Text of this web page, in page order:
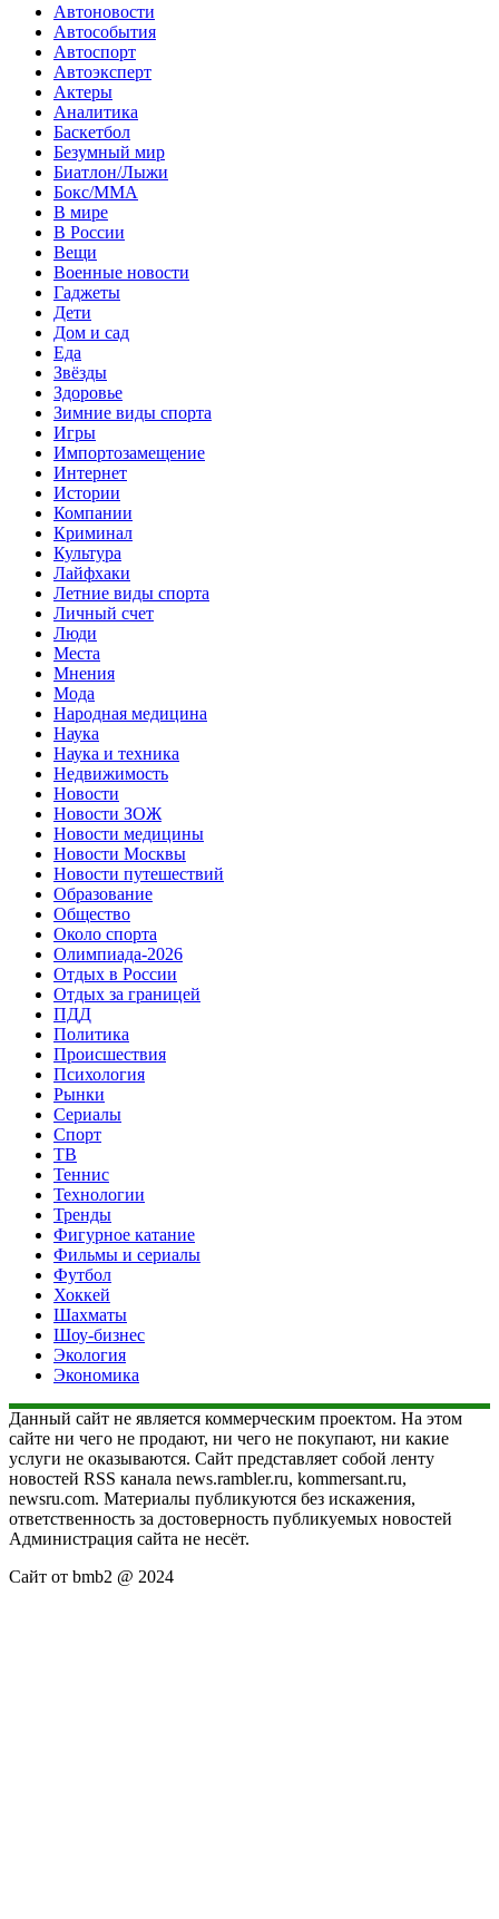
Автоновости
Автособытия
Автоспорт
Автоэксперт
Актеры
Аналитика
Баскетбол
Безумный мир
Биатлон/Лыжи
Бокс/MMA
В мире
В России
Вещи
Военные новости
Гаджеты
Дети
Дом и сад
Еда
Звёзды
Здоровье
Зимние виды спорта
Игры
Импортозамещение
Интернет
Истории
Компании
Криминал
Культура
Лайфхаки
Летние виды спорта
Личный счет
Люди
Места
Мнения
Мода
Народная медицина
Наука
Наука и техника
Недвижимость
Новости
Новости ЗОЖ
Новости медицины
Новости Москвы
Новости путешествий
Образование
Общество
Около спорта
Олимпиада-2026
Отдых в России
Отдых за границей
ПДД
Политика
Происшествия
Психология
Рынки
Сериалы
Спорт
ТВ
Теннис
Технологии
Тренды
Фигурное катание
Фильмы и сериалы
Футбол
Хоккей
Шахматы
Шоу-бизнес
Экология
Экономика
Данный сайт не является коммерческим проектом. На этом
сайте ни чего не продают, ни чего не покупают, ни какие
услуги не оказываются. Сайт представляет собой ленту
новостей RSS канала news.rambler.ru, kommersant.ru,
newsru.com. Материалы публикуются без искажения,
ответственность за достоверность публикуемых новостей
Администрация сайта не несёт.
Сайт от bmb2 @ 2024